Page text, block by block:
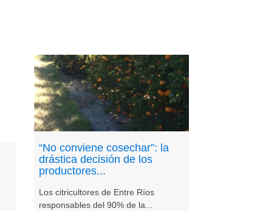
“No conviene cosechar”: la
drástica decisión de los
productores...
Los citricultores de Entre Ríos
responsables del 90% de la...